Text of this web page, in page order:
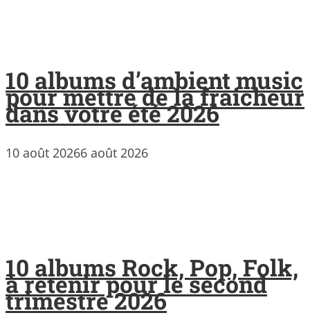
10 albums d’ambient music
pour mettre de la fraicheur
dans votre été 2026
10 août 20266 août 2026
10 albums Rock, Pop, Folk,
à retenir pour le second
trimestre 2026